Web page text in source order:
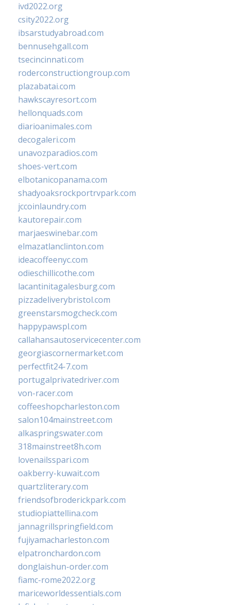
ivd2022.org
csity2022.org
ibsarstudyabroad.com
bennusehgall.com
tsecincinnati.com
roderconstructiongroup.com
plazabatai.com
hawkscayresort.com
hellonquads.com
diarioanimales.com
decogaleri.com
unavozparadios.com
shoes-vert.com
elbotanicopanama.com
shadyoaksrockportrvpark.com
jccoinlaundry.com
kautorepair.com
marjaeswinebar.com
elmazatlanclinton.com
ideacoffeenyc.com
odieschillicothe.com
lacantinitagalesburg.com
pizzadeliverybristol.com
greenstarsmogcheck.com
happypawspl.com
callahansautoservicecenter.com
georgiascornermarket.com
perfectfit24-7.com
portugalprivatedriver.com
von-racer.com
coffeeshopcharleston.com
salon104mainstreet.com
alkaspringswater.com
318mainstreet8h.com
lovenailsspari.com
oakberry-kuwait.com
quartzliterary.com
friendsofbroderickpark.com
studiopiattellina.com
jannagrillspringfield.com
fujiyamacharleston.com
elpatronchardon.com
donglaishun-order.com
fiamc-rome2022.org
mariceworldessentials.com